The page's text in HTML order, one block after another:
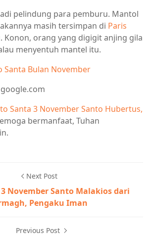
pelindung para pemburu. Mantol
masih tersimpan di Paris
Konon, orang yang digigit anjing gila
menyentuh mantel itu.
Santa Bulan November
Santa 3 November Santo Hubertus,
bermanfaat, Tuhan
Next Post
November Santo Malakios dari
Pengaku Iman
Previous Post